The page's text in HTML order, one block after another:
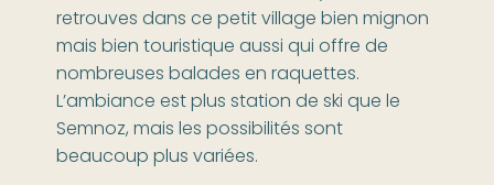
retrouves dans ce petit village bien mignon
mais bien touristique aussi qui offre de
nombreuses balades en raquettes.
L’ambiance est plus station de ski que le
Semnoz, mais les possibilités sont
beaucoup plus variées.